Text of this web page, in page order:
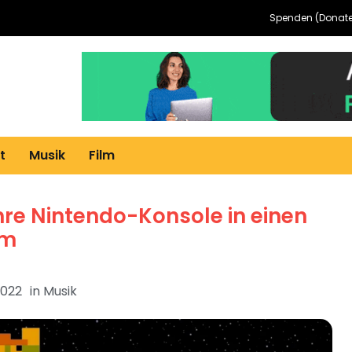
Spenden
Musik Film
Nintendo-Konsole in einen
in Musik